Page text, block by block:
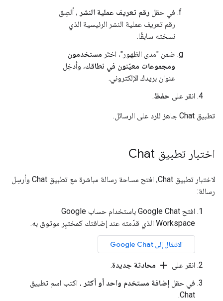
في حقل رقم تعريف عملية النشر ، ألصِق
رقم تعريف عملية النشر الرئيسية الذي
نسخته سابقًا.
ضمن "مدى الظهور"، اختَر مستخدمون
ومجموعات معيّنون في نطاقك، وأدخِل
عنوان بريدك الإلكتروني.
انقر على حفظ.
تطبيق Chat جاهز للرد على الرسائل.
اختبار تطبيق Chat
لاختبار تطبيق Chat، افتح مساحة رسالة مباشرة مع تطبيق Chat وأرسِل
رسالة:
افتح Google Chat باستخدام حساب Google
Workspace الذي قدّمته عند إضافتك كمختبِر موثوق به.
الانتقال إلى Google Chat
انقر على add محادثة جديدة.
في حقل إضافة مستخدم واحد أو أكثر ، اكتب اسم تطبيق
Chat.